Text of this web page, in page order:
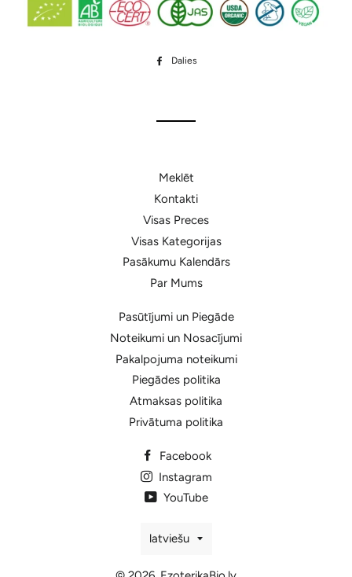
Dalies
Meklēt
Kontakti
Visas Preces
Visas Kategorijas
Pasākumu Kalendārs
Par Mums
Pasūtījumi un Piegāde
Noteikumi un Nosacījumi
Pakalpojuma noteikumi
Piegādes politika
Atmaksas politika
Privātuma politika
Facebook
Instagram
YouTube
Valoda
latviešu